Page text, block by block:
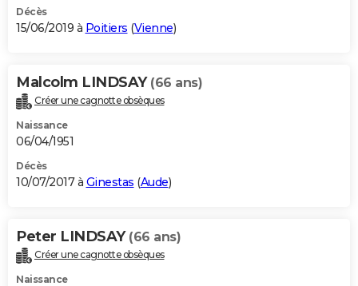
Décès
15/06/2019 à Poitiers (Vienne)
Malcolm LINDSAY (66 ans)
Créer une cagnotte obsèques
Naissance
06/04/1951
Décès
10/07/2017 à Ginestas (Aude)
Peter LINDSAY (66 ans)
Créer une cagnotte obsèques
Naissance